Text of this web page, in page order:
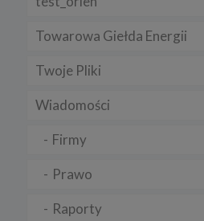
Towarowa Giełda Energii
Twoje Pliki
Wiadomości
Firmy
Prawo
Raporty